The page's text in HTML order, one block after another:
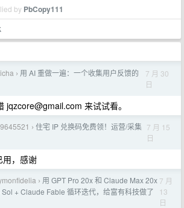
by PbCopy111
› 用 AI 重做一遍：一个收集用户反馈的
7 月 30
日
jqzcore@gmail.com 来试试看。
› 住宅 IP 兑换码免费领！运营/采集 7 月 15
日
用，感谢
› 用 GPT Pro 20x 和 Claude Max 20x
+ Claude Fable 循环迭代，给富有科技做了
7 月
13
日